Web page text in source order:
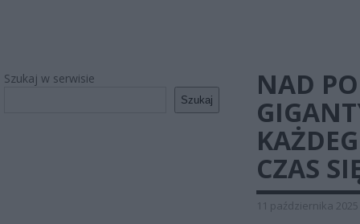
Szukaj w serwisie
Szukaj
NAD
CZAS
11 października 2025